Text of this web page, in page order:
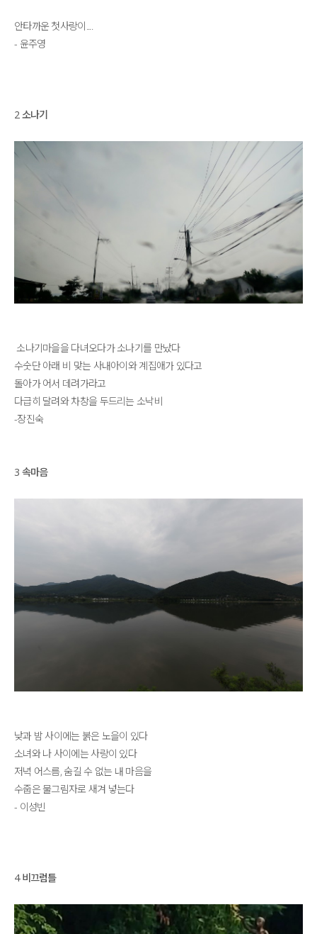
안타까운 첫사랑이....
- 윤주영
2 소나기
소나기마을을 다녀오다가 소나기를 만났다
수숫단 아래 비 맞는 사내아이와 계집애가 있다고
돌아가 어서 데려가라고
다급히 달려와 차창을 두드리는 소낙비
-장진숙
3 속마음
낮과 밤 사이에는 붉은 노을이 있다
소녀와 나 사이에는 사랑이 있다
저녁 어스름, 숨길 수 없는 내 마음을
수줍은 물그림자로 새겨 넣는다
- 이성빈
4 비끄럼틀